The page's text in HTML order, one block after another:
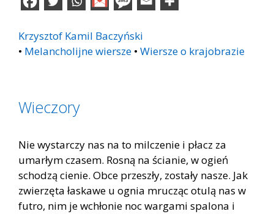
Krzysztof Kamil Baczyński
• Melancholijne wiersze • Wiersze o krajobrazie
Wieczory
Nie wystarczy nas na to milczenie i płacz za
umarłym czasem. Rosną na ścianie, w ogień
schodzą cienie. Obce przeszły, zostały nasze. Jak
zwierzęta łaskawe u ognia mrucząc otulą nas w
futro, nim je wchłonie noc wargami spalona i